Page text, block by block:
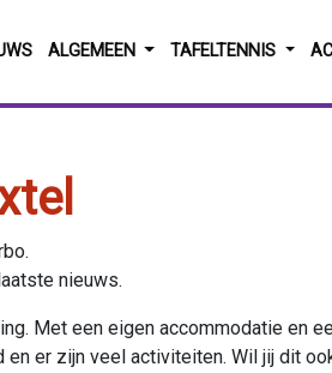
ALGEMEEN TAFELTENNIS
nieuws.
Met een eigen accommodatie en
er zijn veel activiteiten. Wil jij dit